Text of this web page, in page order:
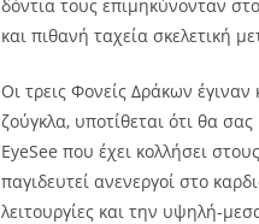
δόντια τους επιμηκύνονταν
και πιθανή ταχεία σκελετική
Οι τρεις Φονείς Δράκων
ζούγκλα, υποτίθεται ότι θα
EyeSee που έχει κολλήσει
παγιδευτεί ανενεργοί στο
λειτουργίες και την υψηλή-